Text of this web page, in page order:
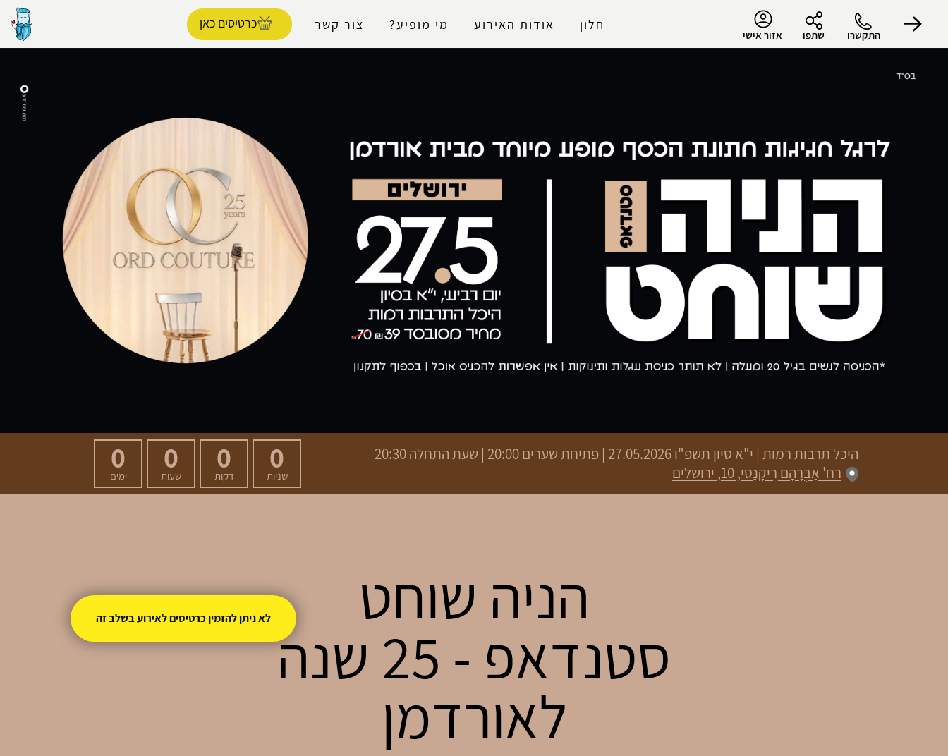
התקשרו שתפו אזור אישי
חלון אודות האירוע מי מופיע? צור קשר כרטיסים כאן
התנתק
היכל תרבות רמות | י"א סיון תשפ"ו27.05.2026 | פתיחת שערים 20:00 | שעת התחלה 20:30
רח' אַבְרָהָם רֵיקָנָטי, 10, ירושלים
0
שניות
0
דקות
0
שעות
0
ימים
הניה שוחט
סטנדאפ - 25 שנה
לאורדמן
לא ניתן להזמין כרטיסים לאירוע בשלב זה